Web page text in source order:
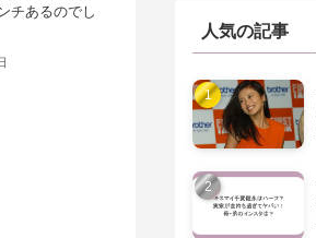
チあるのでし
人気の記事